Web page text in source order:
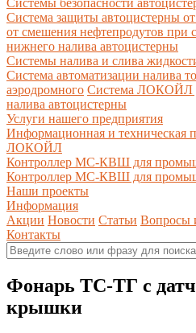
Система защиты автоцистерны
от смешения нефтепродутов при
нижнего налива автоцистерны
Системы налива и слива
Система автоматизации налива
аэродромного Система ЛОКОЙЛ
налива автоцистерны
Услуги нашего предприятия
Информационная и техническая
ЛОКОЙЛ
Контроллер МС-КВШ для
Контроллер МС-КВШ для
Наши проекты
Информация
Акции Новости Статьи Вопросы
Контакты
Фонарь ТС-ТГ с
крышки